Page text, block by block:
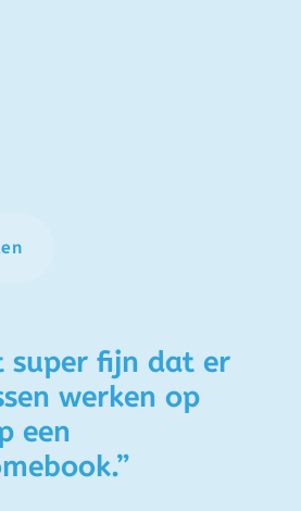
super fijn dat er
werken op
een